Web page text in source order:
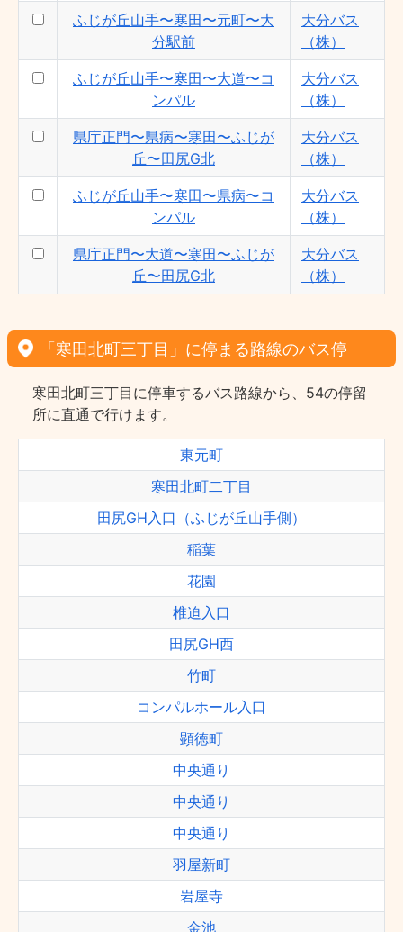
ふじが丘山手〜寒田〜元町〜大
分駅前
大分バス
（株）
ふじが丘山手〜寒田〜大道〜コ
ンパル
大分バス
（株）
県庁正門〜県病〜寒田〜ふじが
丘〜田尻G北
大分バス
（株）
ふじが丘山手〜寒田〜県病〜コ
ンパル
大分バス
（株）
県庁正門〜大道〜寒田〜ふじが
丘〜田尻G北
大分バス
（株）
「寒田北町三丁目」に停まる路線のバス停
寒田北町三丁目に停車するバス路線から、54の停留
所に直通で行けます。
東元町
寒田北町二丁目
田尻GH入口（ふじが丘山手側）
稲葉
花園
椎迫入口
田尻GH西
竹町
コンパルホール入口
顕徳町
中央通り
中央通り
中央通り
羽屋新町
岩屋寺
金池